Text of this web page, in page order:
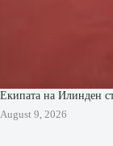
Екипата на Илинден
August 9, 2026